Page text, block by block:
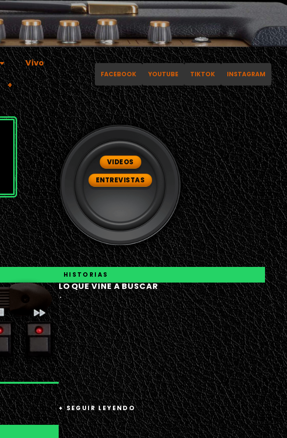
Vivo
+
INSTAGRAM
TIKTOK
YOUTUBE
FACEBOOK
VIDEOS
ENTREVISTAS
HISTORIAS
LO QUE VINE A BUSCAR
.
+ SEGUIR LEYENDO